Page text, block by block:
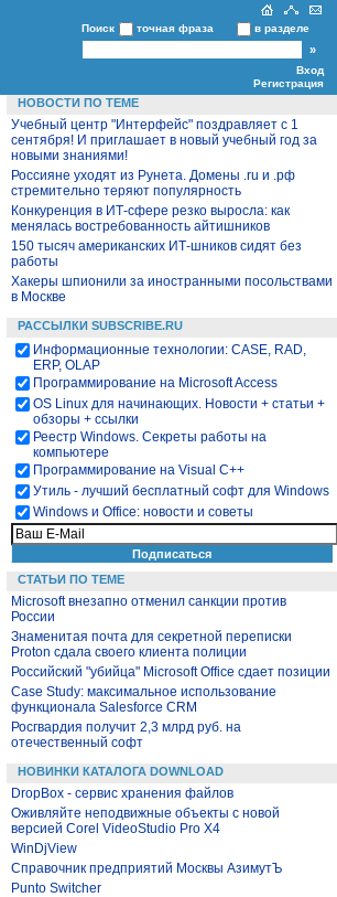
Поиск точная фраза в разделе
Вход
Регистрация
НОВОСТИ ПО ТЕМЕ
Учебный центр "Интерфейс" поздравляет с 1
сентября! И приглашает в новый учебный год за
новыми знаниями!
Россияне уходят из Рунета. Домены .ru и .рф
стремительно теряют популярность
Конкуренция в ИТ-сфере резко выросла: как
менялась востребованность айтишников
150 тысяч американских ИТ-шников сидят без
работы
Хакеры шпионили за иностранными посольствами
в Москве
РАССЫЛКИ SUBSCRIBE.RU
Информационные технологии: CASE, RAD,
ERP, OLAP
Программирование на Microsoft Access
OS Linux для начинающих. Новости + статьи +
обзоры + ссылки
Реестр Windows. Секреты работы на
компьютере
Программирование на Visual С++
Утиль - лучший бесплатный софт для Windows
Windows и Office: новости и советы
СТАТЬИ ПО ТЕМЕ
Microsoft внезапно отменил санкции против
России
Знаменитая почта для секретной переписки
Proton сдала своего клиента полиции
Российский "убийца" Microsoft Office сдает позиции
Case Study: максимальное использование
функционала Salesforce CRM
Росгвардия получит 2,3 млрд руб. на
отечественный софт
НОВИНКИ КАТАЛОГА DOWNLOAD
DropBox - сервис хранения файлов
Оживляйте неподвижные объекты с новой
версией Corel VideoStudio Pro X4
WinDjView
Справочник предприятий Москвы АзимутЪ
Punto Switcher